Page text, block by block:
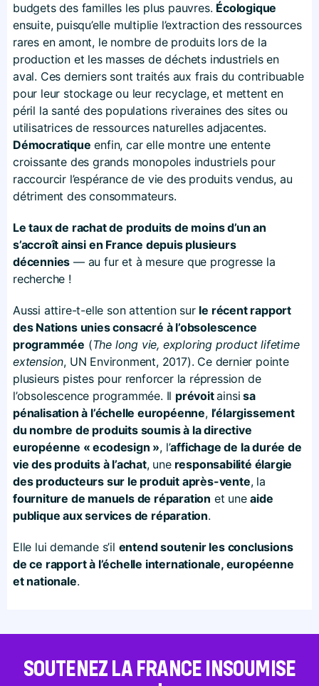
budgets des familles les plus pauvres. Écologique
ensuite, puisqu’elle multiplie l’extraction des ressources
rares en amont, le nombre de produits lors de la
production et les masses de déchets industriels en
aval. Ces derniers sont traités aux frais du contribuable
pour leur stockage ou leur recyclage, et mettent en
péril la santé des populations riveraines des sites ou
utilisatrices de ressources naturelles adjacentes.
Démocratique enfin, car elle montre une entente
croissante des grands monopoles industriels pour
raccourcir l’espérance de vie des produits vendus, au
détriment des consommateurs.
Le taux de rachat de produits de moins d’un an
s’accroît ainsi en France depuis plusieurs
décennies — au fur et à mesure que progresse la
recherche !
Aussi attire-t-elle son attention sur le récent rapport
des Nations unies consacré à l’obsolescence
programmée (The long vie, exploring product lifetime
extension, UN Environment, 2017). Ce dernier pointe
plusieurs pistes pour renforcer la répression de
l’obsolescence programmée. Il prévoitainsi sa
pénalisation à l’échelle européenne, l’élargissement
du nombre de produits soumis à la directive
européenne « ecodesign », l’affichage de la durée de
vie des produits à l’achat, uneresponsabilité élargie
des producteurs sur le produit après-vente, la
fourniture de manuels de réparation et uneaide
publique aux services de réparation.
Elle lui demande s’il entend soutenir les conclusions
de ce rapport à l’échelle internationale, européenne
et nationale.
SOUTENEZ LA FRANCE INSOUMISE